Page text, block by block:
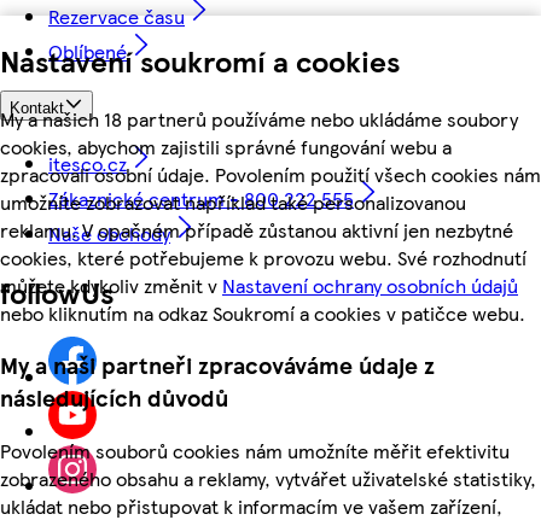
Nastavení soukromí a cookies
My a našich 18 partnerů používáme nebo ukládáme soubory
cookies, abychom zajistili správné fungování webu a
zpracovali osobní údaje. Povolením použití všech cookies nám
umožníte zobrazovat například také personalizovanou
reklamu. V opačném případě zůstanou aktivní jen nezbytné
cookies, které potřebujeme k provozu webu. Své rozhodnutí
můžete kdykoliv změnit v Nastavení ochrany osobních údajů
nebo kliknutím na odkaz Soukromí a cookies v patičce webu.
My a naši partneři zpracováváme údaje z
následujících důvodů
Povolením souborů cookies nám umožníte měřit efektivitu
zobrazeného obsahu a reklamy, vytvářet uživatelské statistiky,
ukládat nebo přistupovat k informacím ve vašem zařízení,
Rezervace času
Oblíbené
Kontakt
itesco.cz
Zákaznické centrum - 800 222 555
Naše obchody
followUs